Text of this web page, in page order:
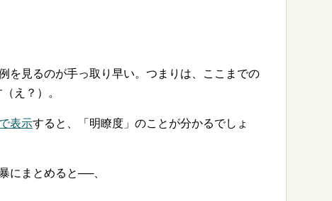
を見るのが手っ取り早い。つまりは、ここまでの
え？）。
表示すると、「明瞭度」のことが分かるでしょ
にまとめると──、